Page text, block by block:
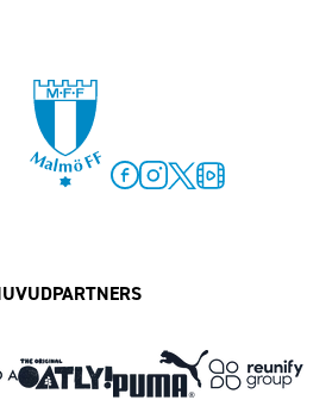
Event
rasismer